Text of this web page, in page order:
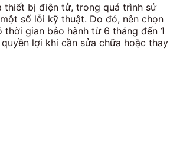
thiết bị điện tử, trong quá trình sử
số lỗi kỹ thuật. Do đó, nên chọn
thời gian bảo hành từ 6 tháng đến 1
lợi khi cần sửa chữa hoặc thay